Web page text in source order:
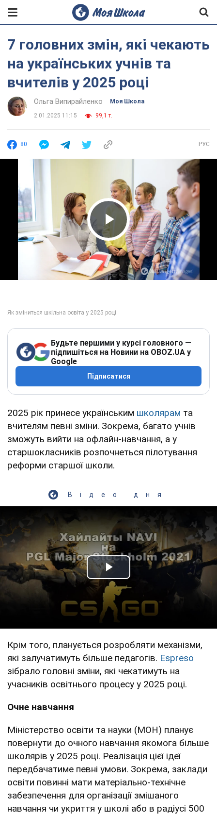
7 головних змін, які чекають
на українських учнів та
вчителів у 2025 році
Ольга Випирайленко Моя Школа
2.01.2025 11:15 99,1 т.
80 РУС
Play Video
Будьте першими у курсі головного —
підпишіться на Новини на OBOZ.UA у
Google
Підписатися
2025 рік принесе українським школярам та
вчителям певні зміни. Зокрема, багато учнів
зможуть вийти на офлайн-навчання, а у
старшокласників розпочнеться пілотування
реформи старшої школи.
Відео дня
Play Video
Крім того, планується розробляти механізми,
які залучатимуть більше педагогів. Еspreso
зібрало головні зміни, які чекатимуть на
учасників освітнього процесу у 2025 році.
Очне навчання
Міністерство освіти та науки (МОН) планує
повернути до очного навчання якомога більше
школярів у 2025 році. Реалізація цієї ідеї
передбачатиме певні умови. Зокрема, заклади
освіти повинні мати матеріально-технічне
забезпечення для організації змішаного
навчання чи укриття у школі або в радіусі 500